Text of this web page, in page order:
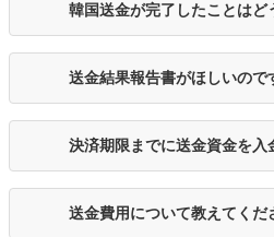
韓国送金が完了したことはど
送金結果報告書がほしいので
決済期限までに送金資金を入
送金費用について教えてくだ